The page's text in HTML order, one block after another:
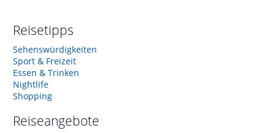
Reisetipps
Sehenswürdigkeiten
Sport & Freizeit
Essen & Trinken
Nightlife
Shopping
Reiseangebote